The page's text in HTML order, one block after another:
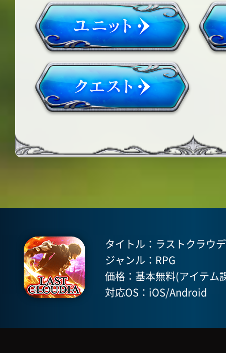
タイトル：ラストクラウ
ジャンル：RPG
価格：基本無料(アイテム
対応OS：iOS/Android